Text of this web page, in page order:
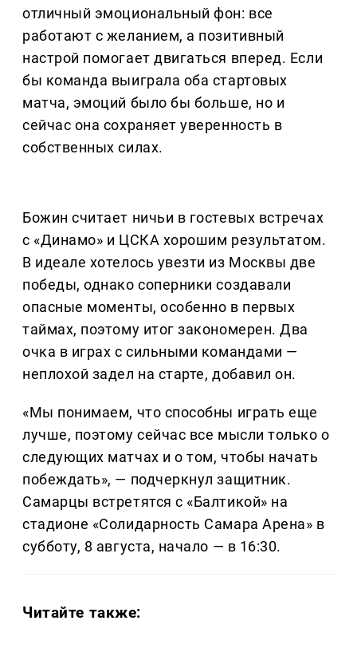
отличный эмоциональный фон: все
работают с желанием, а позитивный
настрой помогает двигаться вперед. Если
бы команда выиграла оба стартовых
матча, эмоций было бы больше, но и
сейчас она сохраняет уверенность в
собственных силах.
Божин считает ничьи в гостевых встречах
с «Динамо» и ЦСКА хорошим результатом.
В идеале хотелось увезти из Москвы две
победы, однако соперники создавали
опасные моменты, особенно в первых
таймах, поэтому итог закономерен. Два
очка в играх с сильными командами —
неплохой задел на старте, добавил он.
«Мы понимаем, что способны играть еще
лучше, поэтому сейчас все мысли только о
следующих матчах и о том, чтобы начать
побеждать», — подчеркнул защитник.
Самарцы встретятся с «Балтикой» на
стадионе «Солидарность Самара Арена» в
субботу, 8 августа, начало — в 16:30.
Читайте также: